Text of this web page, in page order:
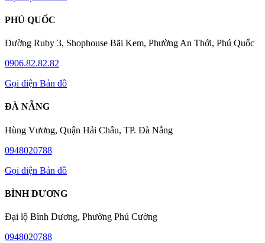
PHÚ QUỐC
Đường Ruby 3, Shophouse Bãi Kem, Phường An Thới, Phú Quốc
0906.82.82.82
Gọi điện Bản đồ
ĐÀ NẴNG
Hùng Vương, Quận Hải Châu, TP. Đà Nẵng
0948020788
Gọi điện Bản đồ
BÌNH DƯƠNG
Đại lộ Bình Dương, Phường Phú Cường
0948020788